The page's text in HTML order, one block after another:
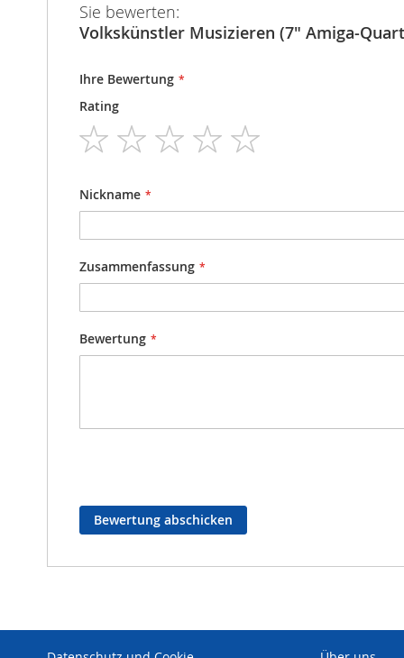
Sie bewerten:
Volkskünstler Musizieren (7" Amiga-
Ihre Bewertung
Rating
1
star
2
stars
3
stars
4
stars
Nickname
Zusammenfassung
Bewertung
Bewertung abschicken